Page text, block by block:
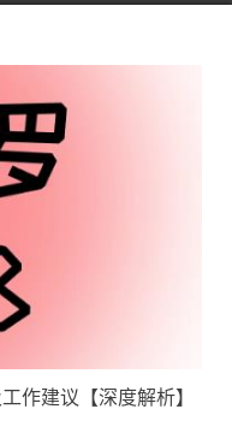
作建议【深度解析】